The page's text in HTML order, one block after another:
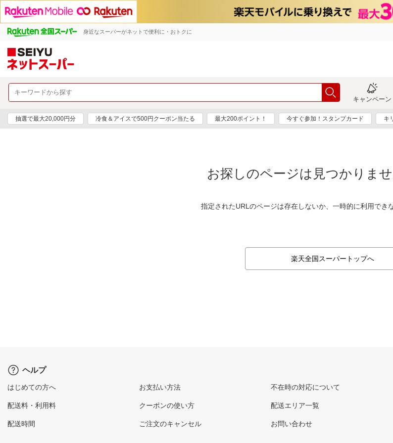
身近なスーパーがネットで便利に・おトクに
キャンペーン
抽選で最大20,000円分 冷食＆アイスで500円クーポン当たる 最大200ポイント！ 今すぐ参加！スタンプカード キ
お探しのページは見つかりませ
指定されたURLのページは存在しないか、一時的に利用でき
楽天全国スーパートップへ
ヘルプ
はじめての方へ
配送料・利用料
配送時間
お支払い方法
クーポンの使い方
ご注文のキャンセル
不在時の対応について
配送エリア一覧
お問い合わせ